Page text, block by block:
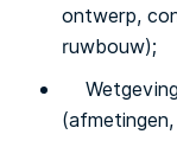
ontwerp,
ruwbouw);